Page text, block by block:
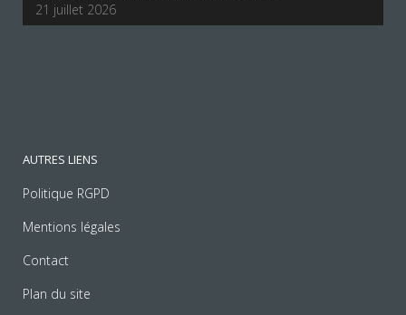
21 juillet 2026
AUTRES LIENS
Politique RGPD
Mentions légales
Contact
Plan du site